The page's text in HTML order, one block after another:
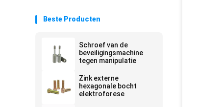
Beste Producten
Schroef van de
beveiligingsmachine
tegen manipulatie
Zink externe
hexagonale bocht
elektroforese